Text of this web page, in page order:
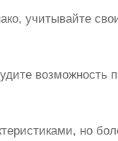
учитывайте
возможность
но